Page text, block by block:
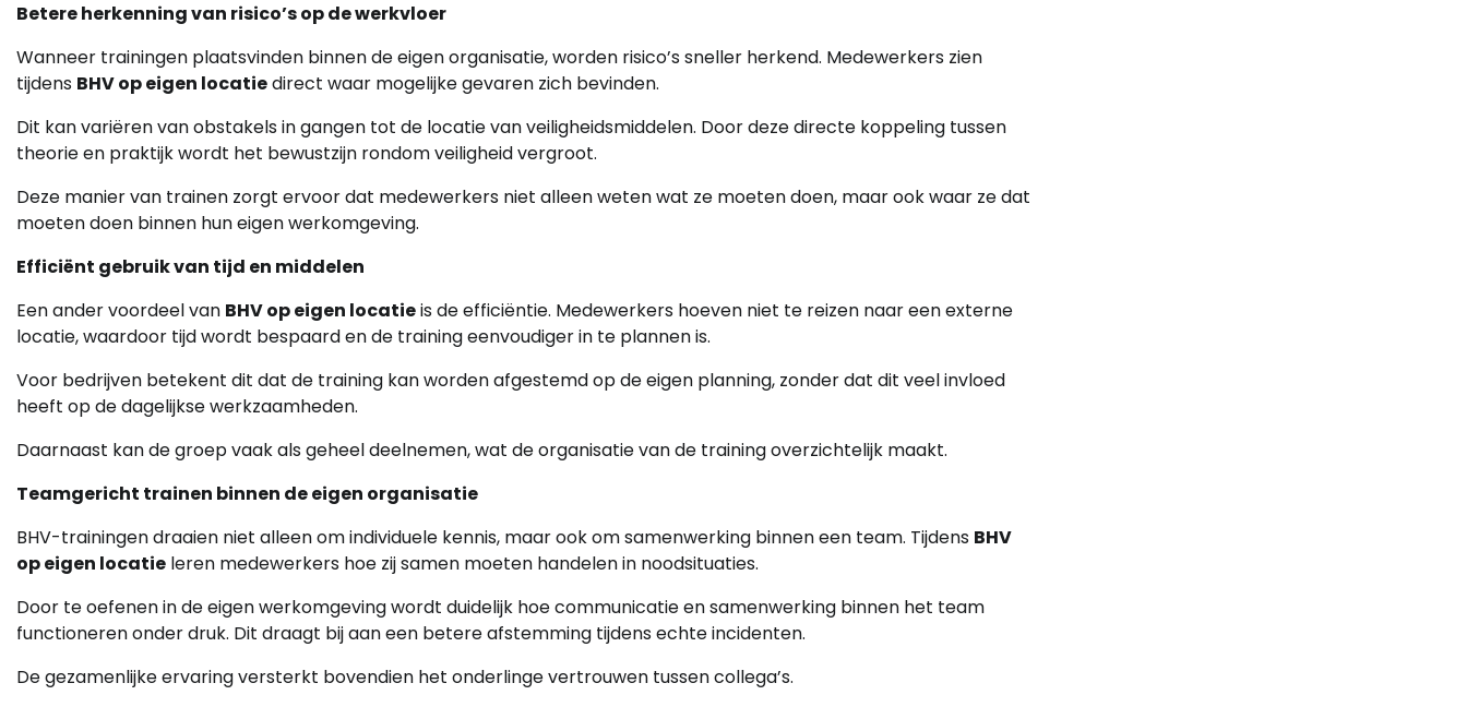
Betere herkenning van risico’s op de werkvloer
Wanneer trainingen plaatsvinden binnen de eigen organisatie, worden risico’s sneller herkend. Medewerkers zien
tijdens BHV op eigen locatiedirect waar mogelijke gevaren zich bevinden.
Dit kan variëren van obstakels in gangen tot de locatie van veiligheidsmiddelen. Door deze directe koppeling tussen
theorie en praktijk wordt het bewustzijn rondom veiligheid vergroot.
Deze manier van trainen zorgt ervoor dat medewerkers niet alleen weten wat ze moeten doen, maar ook waar ze dat
moeten doen binnen hun eigen werkomgeving.
Efficiënt gebruik van tijd en middelen
Een ander voordeel van BHV op eigen locatieis de efficiëntie. Medewerkers hoeven niet te reizen naar een externe
locatie, waardoor tijd wordt bespaard en de training eenvoudiger in te plannen is.
Voor bedrijven betekent dit dat de training kan worden afgestemd op de eigen planning, zonder dat dit veel invloed
heeft op de dagelijkse werkzaamheden.
Daarnaast kan de groep vaak als geheel deelnemen, wat de organisatie van de training overzichtelijk maakt.
Teamgericht trainen binnen de eigen organisatie
BHV-trainingen draaien niet alleen om individuele kennis, maar ook om samenwerking binnen een team. Tijdens BHV
op eigen locatie leren medewerkers hoe zij samen moeten handelen in noodsituaties.
Door te oefenen in de eigen werkomgeving wordt duidelijk hoe communicatie en samenwerking binnen het team
functioneren onder druk. Dit draagt bij aan een betere afstemming tijdens echte incidenten.
De gezamenlijke ervaring versterkt bovendien het onderlinge vertrouwen tussen collega’s.